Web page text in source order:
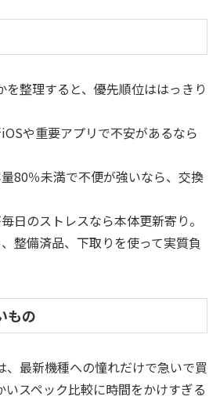
整理すると、優先順位ははっきり
や重要アプリで不安があるなら
80％未満で不便が強いなら、交換
日のストレスなら本体更新寄り。
整備済品、下取りを使って実質負
もの
、最新機種への憧れだけで急いで買
いスペック比較に時間をかけすぎる